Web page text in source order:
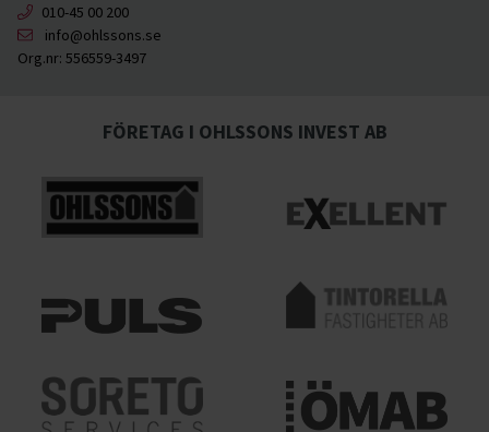
010-45 00 200
info@ohlssons.se
Org.nr: 556559-3497
FÖRETAG I OHLSSONS INVEST AB